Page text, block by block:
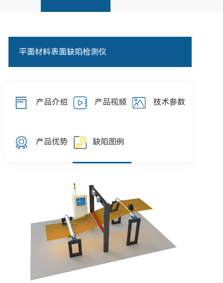
平面材料表面缺陷检测仪
产品介绍 产品视频 技术参数
产品优势 缺陷图例